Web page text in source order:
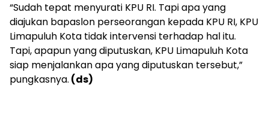
“Sudah tepat menyurati KPU RI. Tapi apa yang
diajukan bapaslon perseorangan kepada KPU RI, KPU
Limapuluh Kota tidak intervensi terhadap hal itu.
Tapi, apapun yang diputuskan, KPU Limapuluh Kota
siap menjalankan apa yang diputuskan tersebut,”
pungkasnya. (ds)